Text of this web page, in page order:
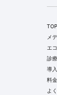
TOP
メ
エ
診
導
料
よ